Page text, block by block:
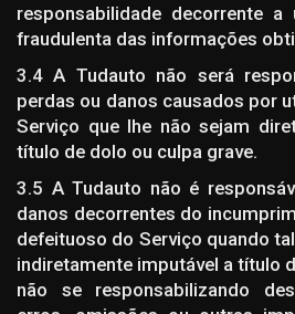
responsabilidade decorrente a
fraudulenta das informações
3.4 A Tudauto não será
perdas ou danos causados por
Serviço que lhe não sejam
título de dolo ou culpa grave.
3.5 A Tudauto não é
danos decorrentes do
defeituoso do Serviço quando
indiretamente imputável a título
não se responsabilizando